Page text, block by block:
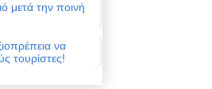
μετά την ποινή
να
τουρίστες!